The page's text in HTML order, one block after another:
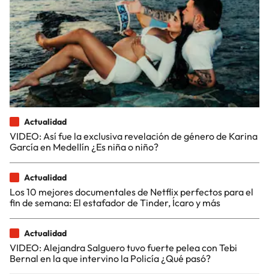
Actualidad
VIDEO: Así fue la exclusiva revelación de género de Karina
García en Medellín ¿Es niña o niño?
Actualidad
Los 10 mejores documentales de Netflix perfectos para el
fin de semana: El estafador de Tinder, Ícaro y más
Actualidad
VIDEO: Alejandra Salguero tuvo fuerte pelea con Tebi
Bernal en la que intervino la Policía ¿Qué pasó?